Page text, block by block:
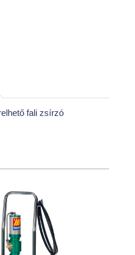
fali zsírzó